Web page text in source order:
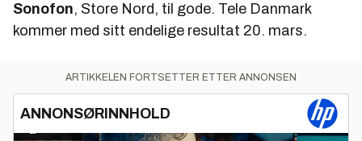
Sonofon, Store Nord, til gode. Tele Danmark
kommer med sitt endelige resultat 20. mars.
ARTIKKELEN FORTSETTER ETTER ANNONSEN
ANNONSØRINNHOLD